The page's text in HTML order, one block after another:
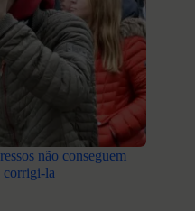
não conseguem
corrigi-la